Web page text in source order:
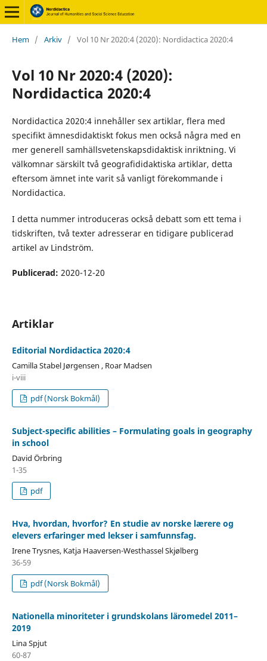
Hem / Arkiv / Vol 10 Nr 2020:4 (2020): Nordidactica 2020:4
Vol 10 Nr 2020:4 (2020):
Nordidactica 2020:4
Nordidactica 2020:4 innehåller sex artiklar, flera med
specifikt ämnesdidaktiskt fokus men också några med en
mer generell samhällsvetenskapsdidaktisk inriktning. Vi
välkomnar särskilt två geografididaktiska artiklar, detta
eftersom ämnet inte varit så vanligt förekommande i
Nordidactica.
I detta nummer introduceras också debatt som ett tema i
tidskriften, två texter adresserar en tidigare publicerad
artikel av Lindström.
Publicerad: 2020-12-20
Artiklar
Editorial Nordidactica 2020:4
Camilla Stabel Jørgensen , Roar Madsen
i-viii
pdf (Norsk Bokmål)
Subject-specific abilities – Formulating goals in geography
in school
David Örbring
1-35
pdf
Hva, hvordan, hvorfor? En studie av norske lærere og
elevers erfaringer med lekser i samfunnsfag.
Irene Trysnes, Katja Haaversen-Westhassel Skjølberg
36-59
pdf (Norsk Bokmål)
Nationella minoriteter i grundskolans läromedel 2011–
2019
Lina Spjut
60-87